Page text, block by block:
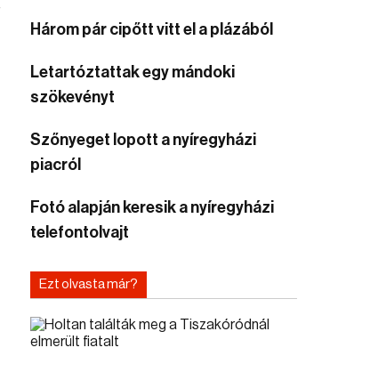
Három pár cipőtt vitt el a plázából
Letartóztattak egy mándoki
szökevényt
Szőnyeget lopott a nyíregyházi
piacról
Fotó alapján keresik a nyíregyházi
telefontolvajt
Ezt olvasta már?